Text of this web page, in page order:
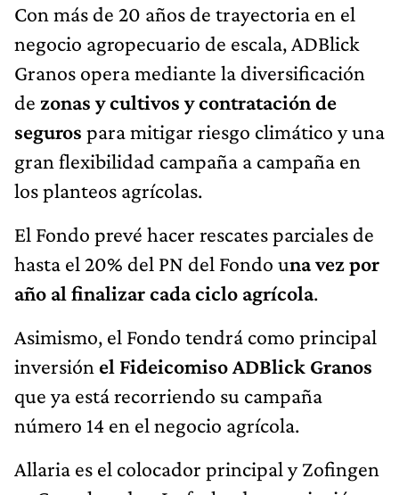
Con más de 20 años de trayectoria en el
negocio agropecuario de escala, ADBlick
Granos opera mediante la diversificación
de zonas y cultivos y contratación de
seguros para mitigar riesgo climático y una
gran flexibilidad campaña a campaña en
los planteos agrícolas.
El Fondo prevé hacer rescates parciales de
hasta el 20% del PN del Fondo una vez por
año al finalizar cada ciclo agrícola.
Asimismo, el Fondo tendrá como principal
inversión el Fideicomiso ADBlick Granos
que ya está recorriendo su campaña
número 14 en el negocio agrícola.
Allaria es el colocador principal y Zofingen